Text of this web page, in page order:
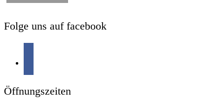
Folge uns auf facebook
Öffnungszeiten